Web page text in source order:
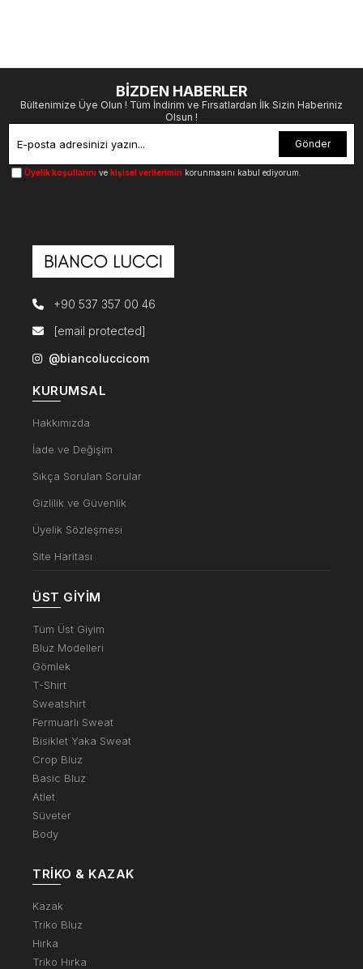
BİZDEN HABERLER
Bültenimize Üye Olun ! Tüm İndirim ve Fırsatlardan İlk Sizin Haberiniz
Olsun !
Gönder
Üyelik koşullarını ve kişisel verilerimin korunmasını kabul ediyorum.
+90 537 357 00 46
[email protected]
@biancoluccicom
KURUMSAL
Hakkımızda
İade ve Değişim
Sıkça Sorulan Sorular
Gizlilik ve Güvenlik
Üyelik Sözleşmesi
Site Haritası
ÜST GIYIM
Tüm Üst Giyim
Bluz Modelleri
Gömlek
T-Shirt
Sweatshirt
Fermuarlı Sweat
Bisiklet Yaka Sweat
Crop Bluz
Basic Bluz
Atlet
Süveter
Body
TRIKO & KAZAK
Kazak
Triko Bluz
Hırka
Triko Hırka